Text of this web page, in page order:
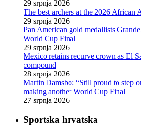
29 srpnja 2026
The best archers at the 2026 African
29 srpnja 2026
Pan American gold medallists
World Cup Final
29 srpnja 2026
Mexico retains recurve crown as El
compound
28 srpnja 2026
Martin Damsbo: “Still proud to step
making another World Cup Final
27 srpnja 2026
Sportska hrvatska